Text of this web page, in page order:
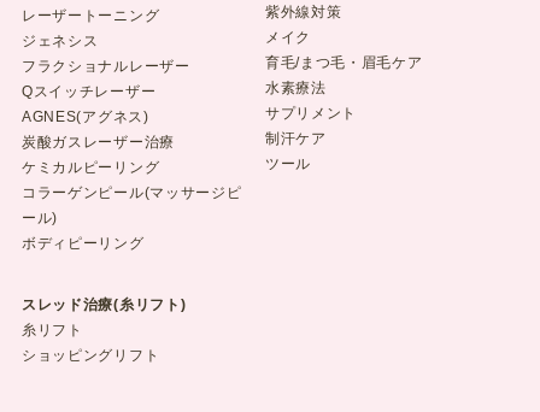
レーザートーニング
ジェネシス
フラクショナルレーザー
Qスイッチレーザー
AGNES(アグネス)
炭酸ガスレーザー治療
ケミカルピーリング
コラーゲンピール(マッサージピ
ール)
ボディピーリング
スレッド治療(糸リフト)
糸リフト
ショッピングリフト
紫外線対策
メイク
育毛/まつ毛・眉毛ケア
水素療法
サプリメント
制汗ケア
ツール